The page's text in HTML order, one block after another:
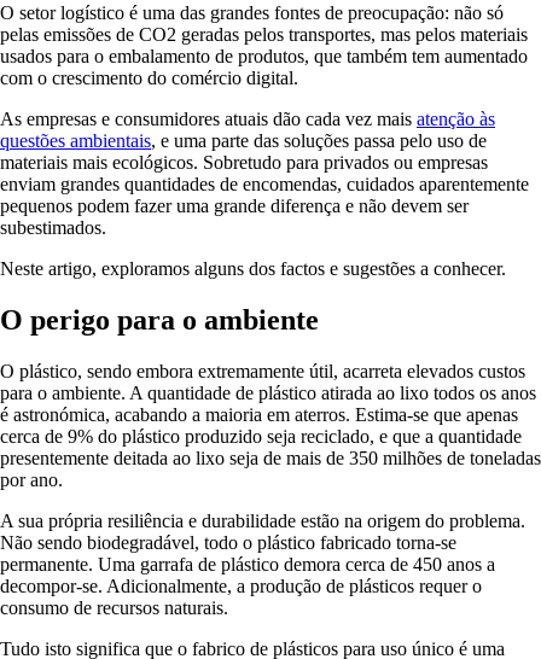
O setor logístico é uma das grandes fontes de preocupação: não só
pelas emissões de CO2 geradas pelos transportes, mas pelos materiais
usados para o embalamento de produtos, que também tem aumentado
com o crescimento do comércio digital.
As empresas e consumidores atuais dão cada vez mais atenção às
questões ambientais, e uma parte das soluções passa pelo uso de
materiais mais ecológicos. Sobretudo para privados ou empresas
enviam grandes quantidades de encomendas, cuidados aparentemente
pequenos podem fazer uma grande diferença e não devem ser
subestimados.
Neste artigo, exploramos alguns dos factos e sugestões a conhecer.
O perigo para o ambiente
O plástico, sendo embora extremamente útil, acarreta elevados custos
para o ambiente. A quantidade de plástico atirada ao lixo todos os anos
é astronómica, acabando a maioria em aterros. Estima-se que apenas
cerca de 9% do plástico produzido seja reciclado, e que a quantidade
presentemente deitada ao lixo seja de mais de 350 milhões de toneladas
por ano.
A sua própria resiliência e durabilidade estão na origem do problema.
Não sendo biodegradável, todo o plástico fabricado torna-se
permanente. Uma garrafa de plástico demora cerca de 450 anos a
decompor-se. Adicionalmente, a produção de plásticos requer o
consumo de recursos naturais.
Tudo isto significa que o fabrico de plásticos para uso único é uma